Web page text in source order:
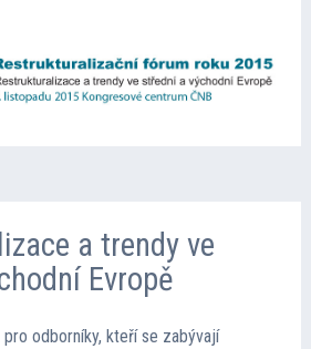
a trendy ve
Evropě
odborníky, kteří se zabývají